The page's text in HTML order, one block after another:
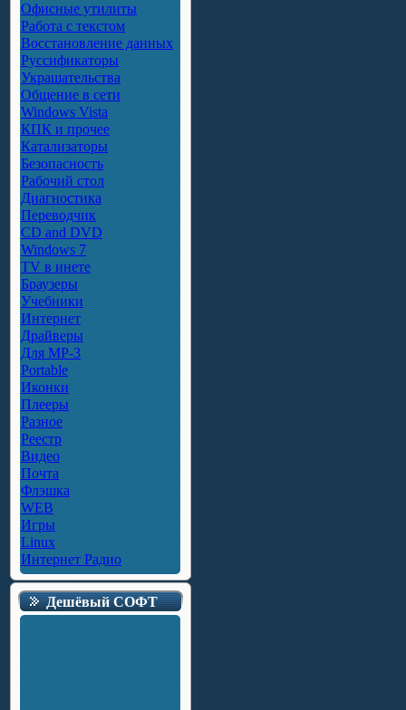
Офисные утилиты
Работа с текстом
Восстановление данных
Руссификаторы
Украшательства
Общение в сети
Windows Vista
КПК и прочее
Катализаторы
Безопасность
Рабочий стол
Диагностика
Переводчик
CD and DVD
Windows 7
TV в инете
Браузеры
Учебники
Интернет
Драйверы
Для MP-3
Portable
Иконки
Плееры
Разное
Реестр
Видео
Почта
Флэшка
WEB
Игры
Linux
Интернет Радио
Дешёвый СОФТ